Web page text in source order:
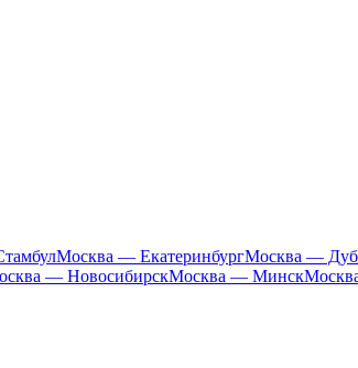
Москва — ЕкатеринбургМосква —
— НовосибирскМосква — Минск